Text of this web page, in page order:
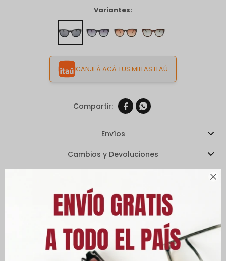

Variantes:
CANJEÁ ACÁ TUS MILLAS ITAÚ
 
Envíos
Cambios y Devoluciones
Características
Descripción